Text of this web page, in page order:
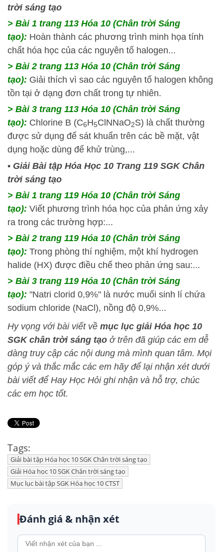
trời sáng tạo
> Bài 1 trang 113 Hóa 10 (Chân trời Sáng
tạo): Hoàn thành các phương trình minh họa tính
chất hóa học của các nguyên tố halogen...
> Bài 2 trang 113 Hóa 10 (Chân trời Sáng
tạo): Giải thích vì sao các nguyên tố halogen không
tồn tại ở dạng đơn chất trong tự nhiên.
> Bài 3 trang 113 Hóa 10 (Chân trời Sáng
tạo): Chlorine B (C6H5ClNNaO2S) là chất thường
được sử dụng để sát khuẩn trên các bề mặt, vật
dụng hoặc dùng để khử trùng,...
• Giải Bài tập Hóa Học 10 Trang 119 SGK Chân
trời sáng tạo
> Bài 1 trang 119 Hóa 10 (Chân trời Sáng
tạo): Viết phương trình hóa học của phản ứng xảy
ra trong các trường hợp:...
> Bài 2 trang 119 Hóa 10 (Chân trời Sáng
tạo): Trong phòng thí nghiệm, một khí hydrogen
halide (HX) được điều chế theo phản ứng sau:...
> Bài 3 trang 119 Hóa 10 (Chân trời Sáng
tạo): "Natri clorid 0,9%" là nước muối sinh lí chứa
sodium chloride (NaCl), nồng độ 0,9%...
Hy vọng với bài viết về mục lục giải Hóa học 10
SGK chân trời sáng tạo ở trên đã giúp các em dễ
dàng truy cập các nội dung mà mình quan tâm. Mọi
góp ý và thắc mắc các em hãy để lại nhận xét dưới
bài viết để Hay Học Hỏighi nhận và hỗ trợ, chúc
các em học tốt.
Tags:
Giải bài tập Hóa học 10 SGK Chân trời sáng tạo
Giải Hóa học 10 SGK Chân trời sáng tạo
Mục lục bài tập SGK Hóa học 10 CTST
Đánh giá & nhận xét